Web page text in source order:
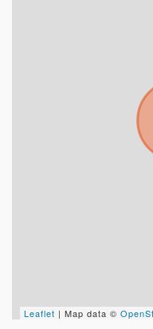
Leaflet | Map data ©
mejor
+598